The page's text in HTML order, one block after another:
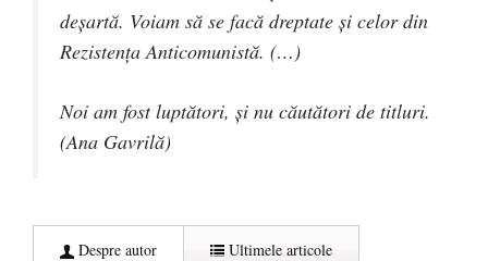
deșartă. Voiam să se facă dreptate și celor din
Rezistența Anticomunistă. (…)
Noi am fost luptători, și nu căutători de titluri.
(Ana Gavrilă)
Despre autor Ultimele articole